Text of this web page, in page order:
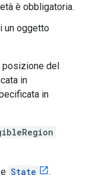
è obbligatoria.
un oggetto
posizione del
in
in
e State .